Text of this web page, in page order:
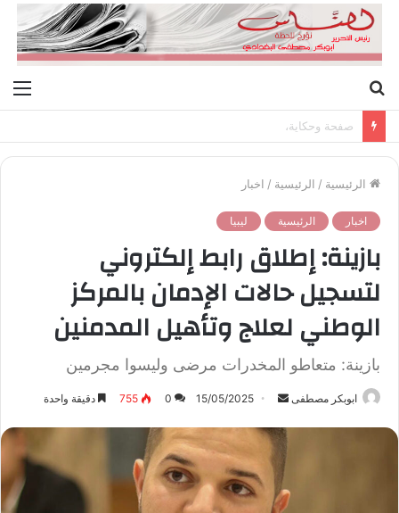
عن
صفحة وحكاية،
الرئيسية / الرئيسية / اخبار
اخبار الرئيسية ليبيا
بازينة: إطلاق رابط إلكتروني
لتسجيل حالات الإدمان بالمركز
الوطني لعلاج وتأهيل المدمنين
بازينة: متعاطو المخدرات مرضى وليسوا مجرمين
ابوبكر مصطفى
س
ل
ر
15/05/2025
0
755 دقيقة واحدة